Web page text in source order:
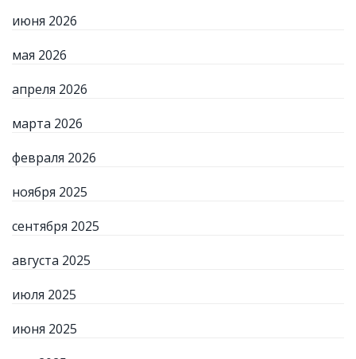
июня 2026
мая 2026
апреля 2026
марта 2026
февраля 2026
ноября 2025
сентября 2025
августа 2025
июля 2025
июня 2025